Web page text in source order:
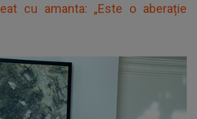
cu amanta: „Este o aberație